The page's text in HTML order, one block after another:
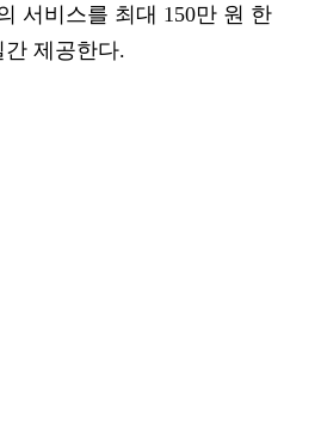
서비스를 최대 150만 원 한
간 제공한다.